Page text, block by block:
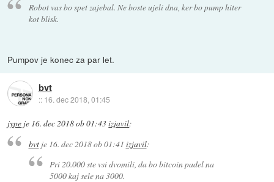
Robot vas bo spet zajebal. Ne boste ujeli dna, ker bo pump hiter
kot blisk.
Pumpov je konec za par let.
bvt
:: 16. dec 2018, 01:45
jype je 16. dec 2018 ob 01:43izjavil:
bvtje 16. dec 2018 ob 01:41 izjavil:
Pri 20.000 ste vsi dvomili, da bo bitcoin padel na
5000 kaj sele na 3000.